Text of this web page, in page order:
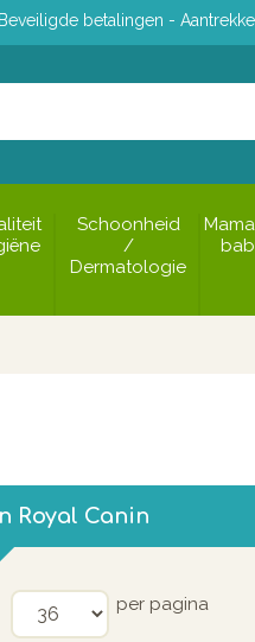
Beveiligde betalingen -
Schoonheid
/
Dermatologie
Royal Canin
per pagina